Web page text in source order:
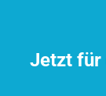
Jetzt für